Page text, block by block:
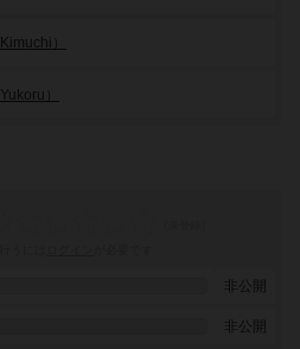
）
）
非公開
非公開